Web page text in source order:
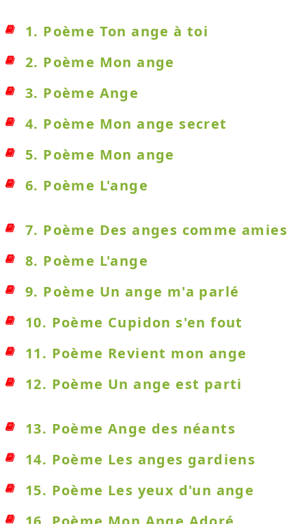
1. Poème Ton ange à toi
2. Poème Mon ange
3. Poème Ange
4. Poème Mon ange secret
5. Poème Mon ange
6. Poème L'ange
7. Poème Des anges comme amies
8. Poème L'ange
9. Poème Un ange m'a parlé
10. Poème Cupidon s'en fout
11. Poème Revient mon ange
12. Poème Un ange est parti
13. Poème Ange des néants
14. Poème Les anges gardiens
15. Poème Les yeux d'un ange